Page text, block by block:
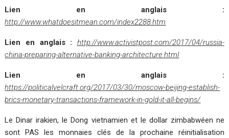
Lien en anglais :
http://www.whatdoesitmean.com/index2288.htm
Lien en anglais : http://www.activistpost.com/2017/04/russia-
china-preparing-alternative-banking-architecture.html
Lien en anglais :
https://politicalvelcraft.org/2017/03/30/moscow-beijing-establish-
brics-monetary-transactions-framework-in-gold-it-all-begins/
Le Dinar irakien, le Dong vietnamien et le dollar zimbabwéen ne
sont PAS les monnaies clés de la prochaine réinitialisation